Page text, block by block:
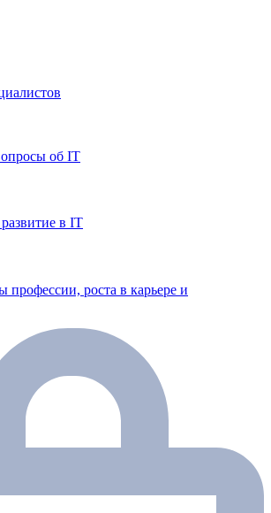
об IT
в IT
профессии, роста в карьере и